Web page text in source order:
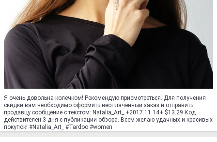
Я очень довольна колечком! Рекомендую присмотреться. Для получения
скидки вам необходимо оформить неоплаченный заказ и отправить
продавцу сообщение с текстом: Natalia_Art_ +2017.11.14+ $13.29 Код
действителен 3 дня с публикации обзора. Всем желаю удачных и красивых
покупок! #Natalia_Art_ #Tardoo #women